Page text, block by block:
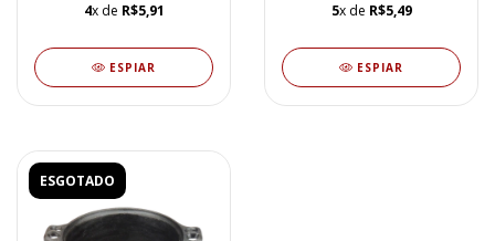
4x de R$5,91
ESPIAR
5x de R$5,49
ESPIAR
ESGOTADO